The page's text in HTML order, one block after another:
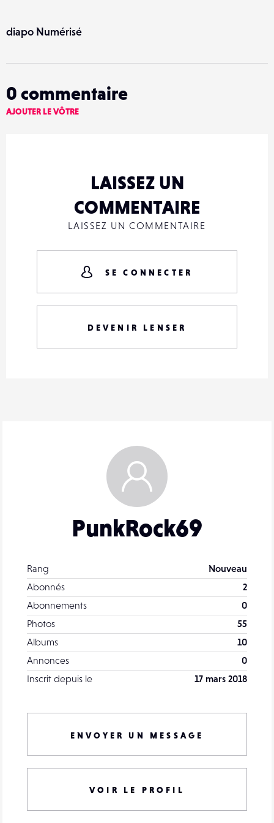
PunkRock69
Rang
Nouveau
Abonnés
2
Abonnements
0
Photos
55
Albums
10
Annonces
0
Inscrit depuis le
17 mars 2018
ENVOYER UN MESSAGE
VOIR LE PROFIL
diapo Numérisé
0 commentaire
AJOUTER LE VÔTRE
LAISSEZ UN
COMMENTAIRE
LAISSEZ UN COMMENTAIRE
SE CONNECTER
DEVENIR LENSER